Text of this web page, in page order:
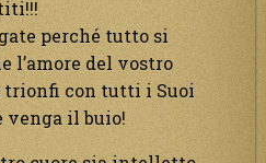
perché tutto si
l’amore del vostro
trionfi con tutti i Suoi
venga il buio!